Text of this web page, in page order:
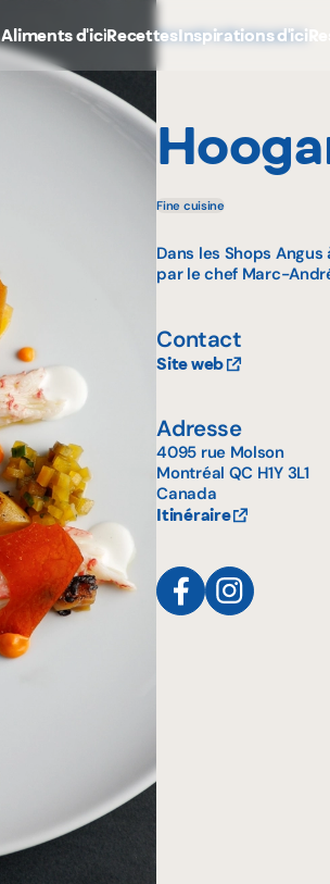
Aliments d'iciRecettesInspirations d'ici
Accueil Restaurants
Fine cuisine
Dans les Shops
par le chef Marc-
Contact
Site web
Adresse
4095 rue Molson
Montréal QC H1Y 3L1
Canada
Itinéraire